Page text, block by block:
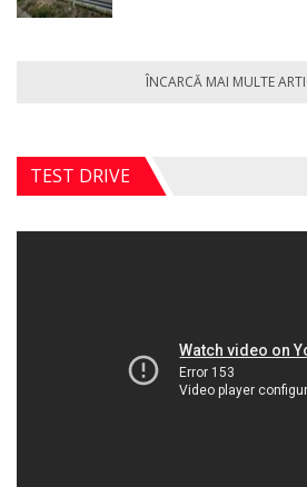
ÎNCARCĂ MAI MULTE
TEST DRIVE